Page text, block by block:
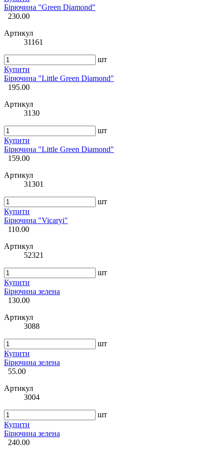
Бірючина "Green Diamond"
230.00
Артикул
31161
шт
Купити
Бірючина "Little Green Diamond"
195.00
Артикул
3130
шт
Купити
Бірючина "Little Green Diamond"
159.00
Артикул
31301
шт
Купити
Бірючина "Vicaryi"
110.00
Артикул
52321
шт
Купити
Бірючина зелена
130.00
Артикул
3088
шт
Купити
Бірючина зелена
55.00
Артикул
3004
шт
Купити
Бірючина зелена
240.00